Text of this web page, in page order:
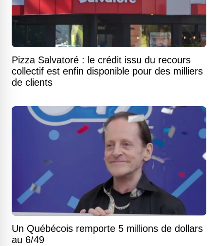
Pizza Salvatoré : le crédit issu du recours
collectif est enfin disponible pour des milliers
de clients
Un Québécois remporte 5 millions de dollars
au 6/49